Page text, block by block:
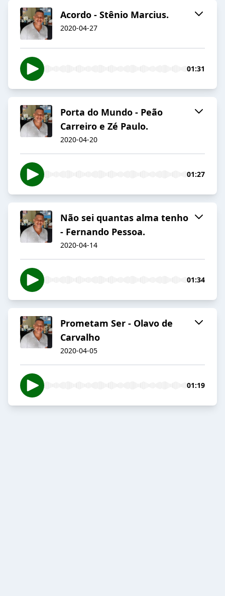
Acordo - Stênio Marcius.
2020-04-27
01:31
Porta do Mundo - Peão
Carreiro e Zé Paulo.
2020-04-20
01:27
Não sei quantas alma tenho
- Fernando Pessoa.
2020-04-14
01:34
Prometam Ser - Olavo de
Carvalho
2020-04-05
01:19